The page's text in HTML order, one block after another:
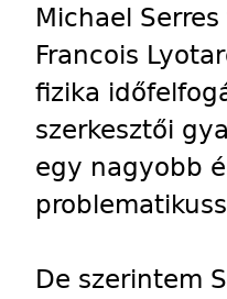
Michael
Francois
fizika
szerkesztői
egy nagyobb
De szerintem